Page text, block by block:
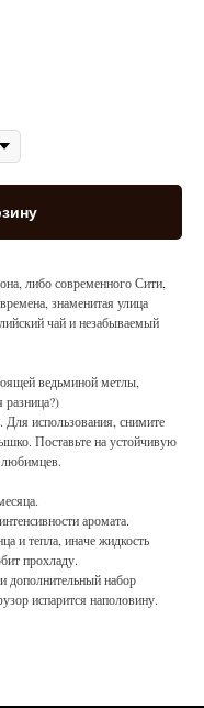
либо современного Сити,
знаменитая улица
чай и незабываемый
ведьминой метлы,
разница?)
использования, снимите
Поставьте на устойчивую
любимцев.
аромата.
и тепла, иначе жидкость
прохладу.
дополнительный набор
испарится наполовину.